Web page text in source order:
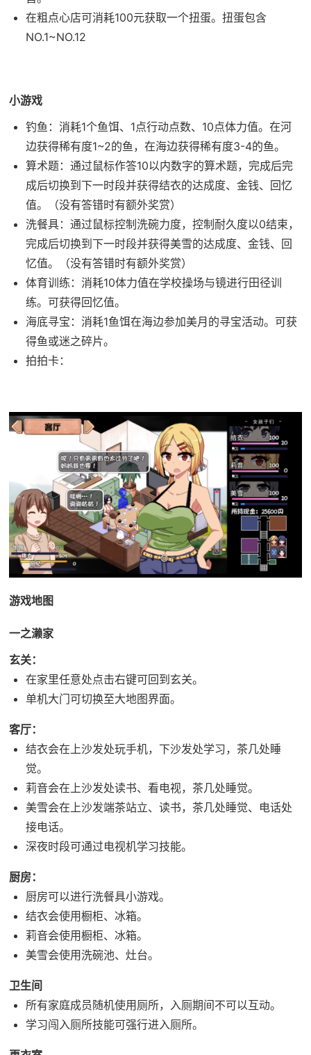
在粗点心店可消耗100元获取一个扭蛋。扭蛋包含
NO.1~NO.12
小游戏
钓鱼：消耗1个鱼饵、1点行动点数、10点体力值。在河
边获得稀有度1~2的鱼，在海边获得稀有度3-4的鱼。
算术题：通过鼠标作答10以内数字的算术题，完成后完
成后切换到下一时段并获得结衣的达成度、金钱、回忆
值。（没有答错时有额外奖赏）
洗餐具：通过鼠标控制洗碗力度，控制耐久度以0结束，
完成后切换到下一时段并获得美雪的达成度、金钱、回
忆值。（没有答错时有额外奖赏）
体育训练：消耗10体力值在学校操场与镜进行田径训
练。可获得回忆值。
海底寻宝：消耗1鱼饵在海边参加美月的寻宝活动。可获
得鱼或迷之碎片。
拍拍卡：
游戏地图
一之濑家
玄关：
在家里任意处点击右键可回到玄关。
单机大门可切换至大地图界面。
客厅：
结衣会在上沙发处玩手机，下沙发处学习，茶几处睡
觉。
莉音会在上沙发处读书、看电视，茶几处睡觉。
美雪会在上沙发端茶站立、读书，茶几处睡觉、电话处
接电话。
深夜时段可通过电视机学习技能。
厨房：
厨房可以进行洗餐具小游戏。
结衣会使用橱柜、冰箱。
莉音会使用橱柜、冰箱。
美雪会使用洗碗池、灶台。
卫生间
所有家庭成员随机使用厕所，入厕期间不可以互动。
学习闯入厕所技能可强行进入厕所。